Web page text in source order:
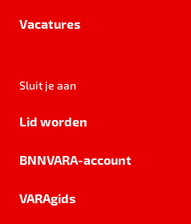
Vacatures
Sluit je aan
Lid worden
BNNVARA-account
VARAgids